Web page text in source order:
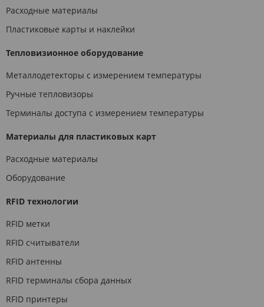
Расходные материалы
Пластиковые карты и наклейки
Тепловизионное оборудование
Металлодетекторы с измерением температуры
Ручные тепловизоры
Терминалы доступа с измерением температуры
Материалы для пластиковых карт
Расходные материалы
Оборудование
RFID технологии
RFID метки
RFID считыватели
RFID антенны
RFID терминалы сбора данных
RFID принтеры